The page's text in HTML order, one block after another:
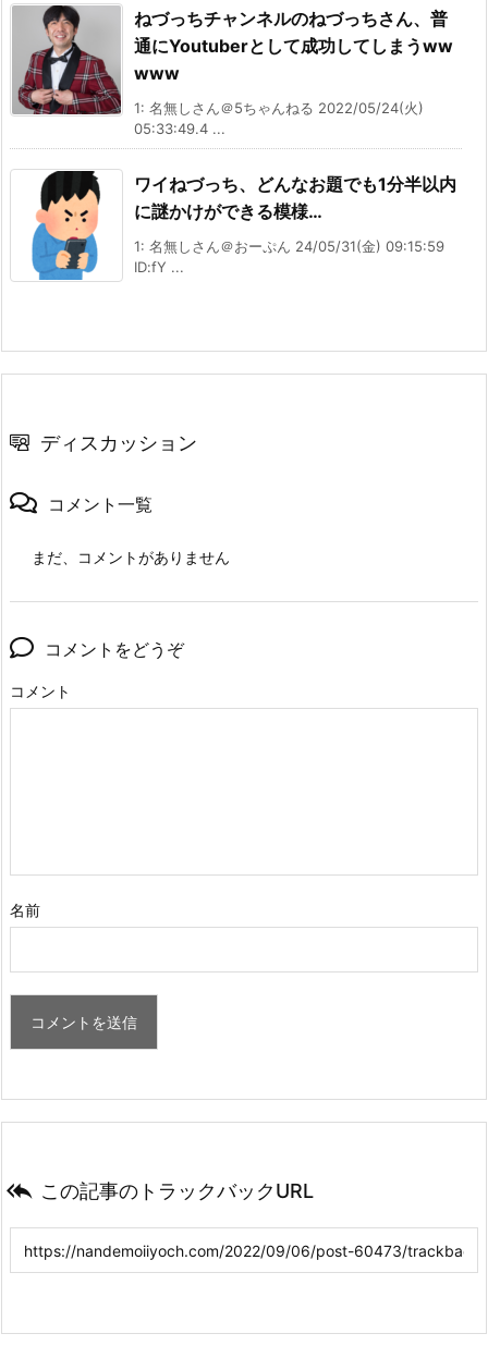
ねづっちチャンネルのねづっちさん、普
通にYoutuberとして成功してしまうww
www
1: 名無しさん＠5ちゃんねる 2022/05/24(火)
05:33:49.4 ...
ワイねづっち、どんなお題でも1分半以内
に謎かけができる模様…
1: 名無しさん＠おーぷん 24/05/31(金) 09:15:59
ID:fY ...
ディスカッション
コメント一覧
まだ、コメントがありません
コメントをどうぞ
コメント
名前
 この記事のトラックバックURL